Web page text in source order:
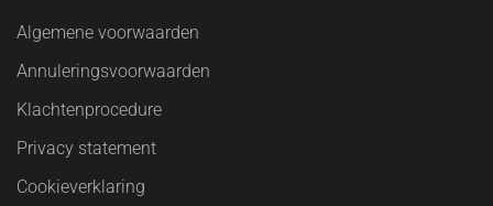
Algemene voorwaarden
Annuleringsvoorwaarden
Klachtenprocedure
Privacy statement
Cookieverklaring